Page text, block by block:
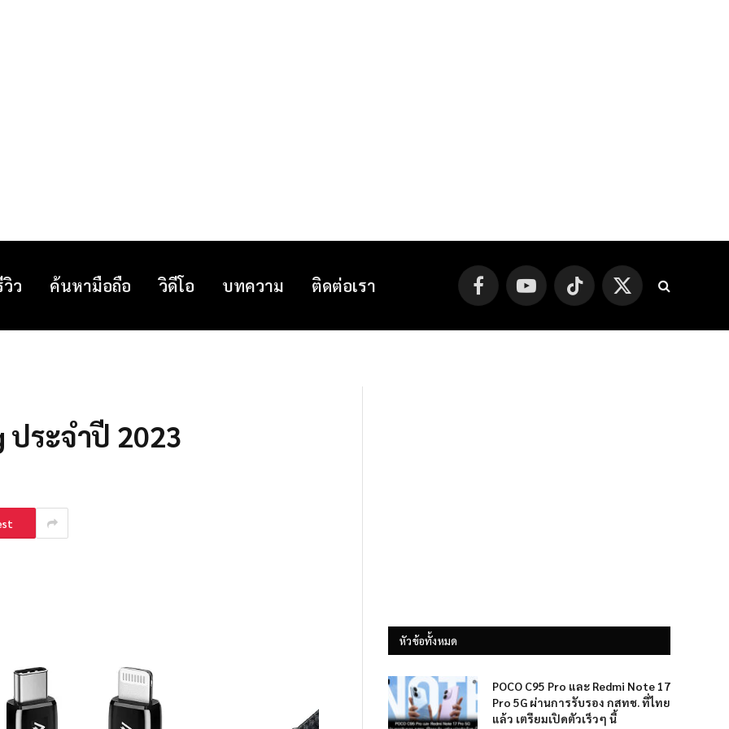
วิว ค้นหามือถือ วิดีโอ บทความ ติดต่อเรา FacebookYouTube TikTok
X
(Twitter)
ระจำปี 2023
หัวข้อทั้งหมด
POCO C95 Pro และ Redmi Note 17
Pro 5G ผ่านการรับรอง กสทช. ที่ไทย
แล้ว เตรียมเปิดตัวเร็วๆ นี้